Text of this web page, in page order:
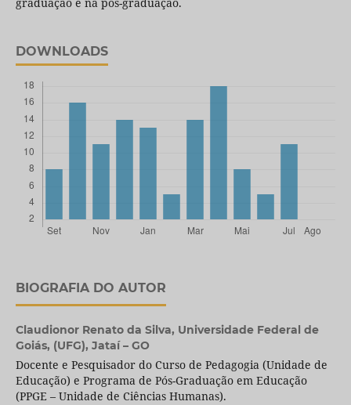
graduação e na pós-graduação.
DOWNLOADS
BIOGRAFIA DO AUTOR
Claudionor Renato da Silva, Universidade Federal de
Goiás, (UFG), Jataí – GO
Docente e Pesquisador do Curso de Pedagogia (Unidade de
Educação) e Programa de Pós-Graduação em Educação
(PPGE – Unidade de Ciências Humanas).